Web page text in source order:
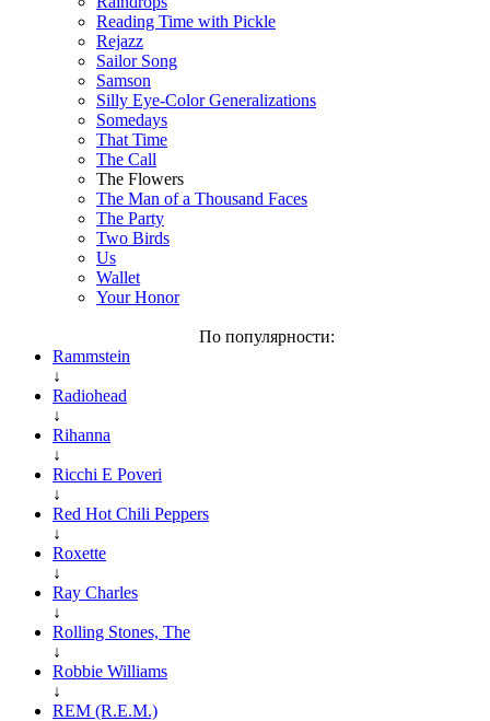
Reading Time with Pickle
Rejazz
Sailor Song
Samson
Silly Eye-Color Generalizations
Somedays
That Time
The Call
The Flowers
The Man of a Thousand Faces
The Party
Two Birds
Us
Wallet
Your Honor
По популярности:
Rammstein
↓
Radiohead
↓
Rihanna
↓
Ricchi E Poveri
↓
Red Hot Chili Peppers
↓
Roxette
↓
Ray Charles
↓
Rolling Stones, The
↓
Robbie Williams
↓
REM (R.E.M.)